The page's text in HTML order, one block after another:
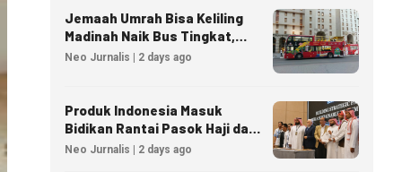
Jemaah Umrah Bisa Keliling
Madinah Naik Bus Tingkat,
Tiket Mulai 40 Riyal
Neo Jurnalis | 2 days ago
Produk Indonesia Masuk
Bidikan Rantai Pasok Haji dan
Umrah Arab Saudi
Neo Jurnalis | 2 days ago